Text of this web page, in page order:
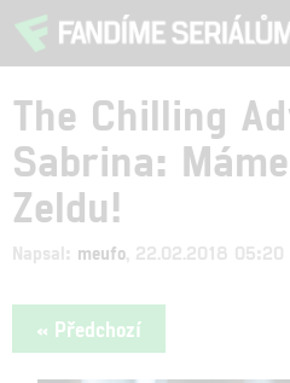
The Chilling
Sabrina:
Zeldu!
Napsal: meufo , 22.02.2018 05:20
« Předchozí